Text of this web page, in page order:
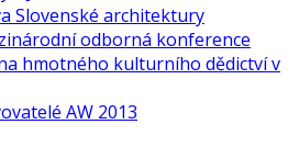
Slovenské architektury
odborná konference
hmotného kulturního dědictví v
AW 2013